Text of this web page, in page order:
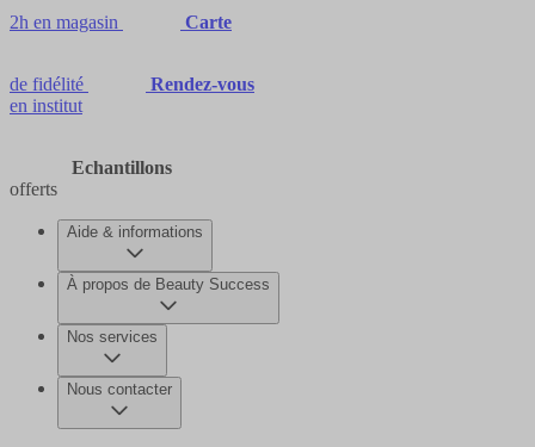
2h en magasin Carte
de fidélité
Rendez-vous
en institut
Echantillons
offerts
Aide & informations
À propos de Beauty Success
Nos services
Nous contacter